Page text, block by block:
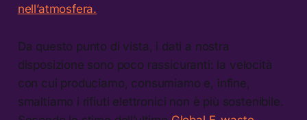
nell’atmosfera.
Da questo punto di vista, i dati a nostra
disposizione sono poco rassicuranti: la velocità
con cui produciamo, consumiamo e, infine,
smaltiamo i rifiuti elettronici non è più sostenibile.